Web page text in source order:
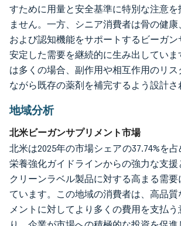
すために用量と安全基準に特別な注意を
ません。一方、シニア消費者は骨の健康
および認知機能をサポートするビーガ
安定した需要を継続的に生み出してい
は多くの場合、副作用や相互作用のリス
ながら既存の薬剤を補完するよう設計さ
地域分析
北米ビーガンサプリメント市場
北米は2025年の市場シェアの37.74%を
栄養強化ガイドラインからの強力な支
クリーンラベル製品に対する高まる需
ています。この地域の消費者は、高品質
メントに対してより多くの費用を支払